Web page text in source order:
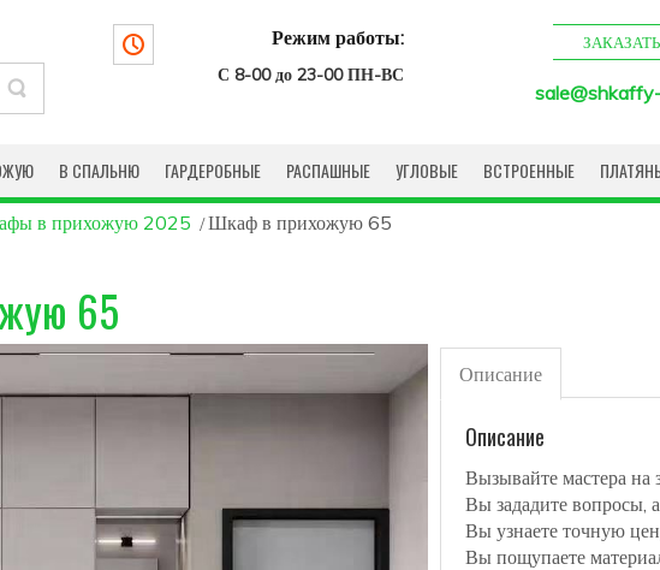
Режим работы:
С 8-00 до 23-00 ПН-ВС
В СПАЛЬНЮ ГАРДЕРОБНЫЕ РАСПАШНЫЕ УГЛОВЫЕ ВСТРОЕННЫЕ
в прихожую 2025 Шкаф в прихожую 65
65
Описание
Описание
Вызывайте мастера на
Вы зададите вопросы,
Вы узнаете точную
Вы пощупаете